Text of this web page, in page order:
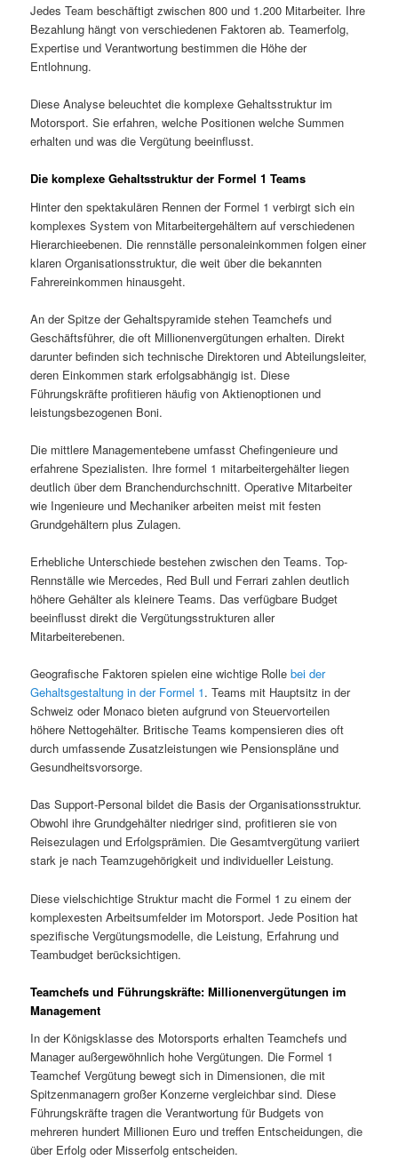
Jedes Team beschäftigt zwischen 800 und 1.200 Mitarbeiter. Ihre
Bezahlung hängt von verschiedenen Faktoren ab. Teamerfolg,
Expertise und Verantwortung bestimmen die Höhe der
Entlohnung.
Diese Analyse beleuchtet die komplexe Gehaltsstruktur im
Motorsport. Sie erfahren, welche Positionen welche Summen
erhalten und was die Vergütung beeinflusst.
Die komplexe Gehaltsstruktur der Formel 1 Teams
Hinter den spektakulären Rennen der Formel 1 verbirgt sich ein
komplexes System von Mitarbeitergehältern auf verschiedenen
Hierarchieebenen. Die rennställe personaleinkommen folgen einer
klaren Organisationsstruktur, die weit über die bekannten
Fahrereinkommen hinausgeht.
An der Spitze der Gehaltspyramide stehen Teamchefs und
Geschäftsführer, die oft Millionenvergütungen erhalten. Direkt
darunter befinden sich technische Direktoren und Abteilungsleiter,
deren Einkommen stark erfolgsabhängig ist. Diese
Führungskräfte profitieren häufig von Aktienoptionen und
leistungsbezogenen Boni.
Die mittlere Managementebene umfasst Chefingenieure und
erfahrene Spezialisten. Ihre formel 1 mitarbeitergehälter liegen
deutlich über dem Branchendurchschnitt. Operative Mitarbeiter
wie Ingenieure und Mechaniker arbeiten meist mit festen
Grundgehältern plus Zulagen.
Erhebliche Unterschiede bestehen zwischen den Teams. Top-
Rennställe wie Mercedes, Red Bull und Ferrari zahlen deutlich
höhere Gehälter als kleinere Teams. Das verfügbare Budget
beeinflusst direkt die Vergütungsstrukturen aller
Mitarbeiterebenen.
Geografische Faktoren spielen eine wichtige Rollebei der
Gehaltsgestaltung in der Formel 1. Teams mit Hauptsitz in der
Schweiz oder Monaco bieten aufgrund von Steuervorteilen
höhere Nettogehälter. Britische Teams kompensieren dies oft
durch umfassende Zusatzleistungen wie Pensionspläne und
Gesundheitsvorsorge.
Das Support-Personal bildet die Basis der Organisationsstruktur.
Obwohl ihre Grundgehälter niedriger sind, profitieren sie von
Reisezulagen und Erfolgsprämien. Die Gesamtvergütung variiert
stark je nach Teamzugehörigkeit und individueller Leistung.
Diese vielschichtige Struktur macht die Formel 1 zu einem der
komplexesten Arbeitsumfelder im Motorsport. Jede Position hat
spezifische Vergütungsmodelle, die Leistung, Erfahrung und
Teambudget berücksichtigen.
Teamchefs und Führungskräfte: Millionenvergütungen im
Management
In der Königsklasse des Motorsports erhalten Teamchefs und
Manager außergewöhnlich hohe Vergütungen. Die Formel 1
Teamchef Vergütung bewegt sich in Dimensionen, die mit
Spitzenmanagern großer Konzerne vergleichbar sind. Diese
Führungskräfte tragen die Verantwortung für Budgets von
mehreren hundert Millionen Euro und treffen Entscheidungen, die
über Erfolg oder Misserfolg entscheiden.